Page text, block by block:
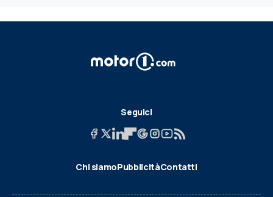
Seguici
Chi siamoPubblicitàContatti